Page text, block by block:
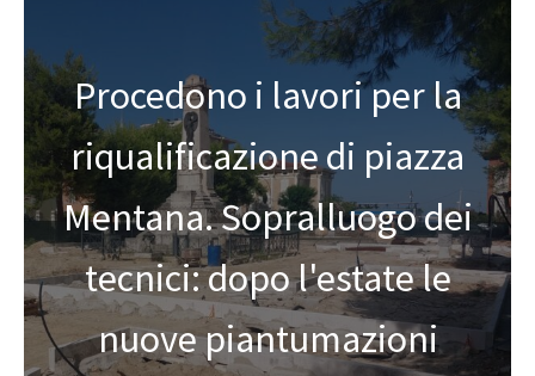
Procedono i lavori per la
riqualificazione di piazza
Mentana. Sopralluogo dei
tecnici: dopo l'estate le
nuove piantumazioni